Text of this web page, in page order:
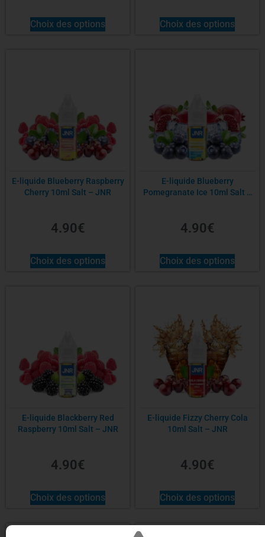
Choix des options Choix des options
E-liquide Blueberry Raspberry
Cherry 10ml Salt – JNR
4.90€
Choix des options
E-liquide Blueberry
Pomegranate Ice 10ml Salt –
4.90€
Choix des options
E-liquide Blackberry Red
Raspberry 10ml Salt – JNR
4.90€
Choix des options
E-liquide Fizzy Cherry Cola
10ml Salt – JNR
4.90€
Choix des options